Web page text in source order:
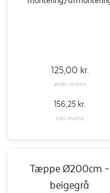
125,00 kr.
ekskl. moms
156,25 kr.
inkl. moms
Tæppe Ø200cm –
beigegrå